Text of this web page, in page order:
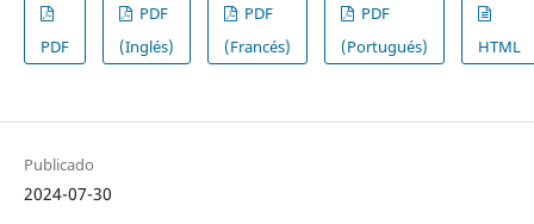
PDF
PDF
(Inglés)
PDF
(Francés)
PDF
(Portugués)
HTML
Publicado
2024-07-30